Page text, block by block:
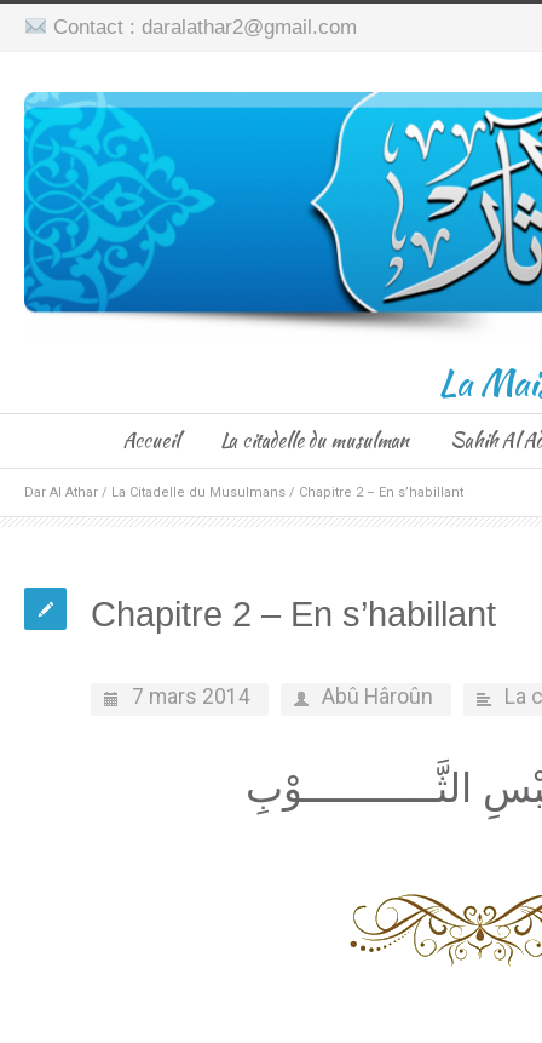
Contact : daralathar2@gmail.com
La
Accueil La citadelle du musulman Sahih Al
Dar Al Athar / La Citadelle du Musulmans / Chapitre 2 – En s’habillant
Chapitre 2 – En s’habillant
7 mars 2014 Abû Hâroûn La
الثَّـــــــــــوْبِ